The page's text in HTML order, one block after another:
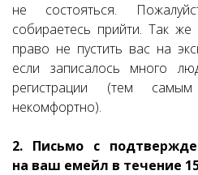
не состояться.
собираетесь прийти. Так
право не пустить вас на
если записалось много
регистрации (тем
некомфортно).
2. Письмо с
на ваш емейл в течение